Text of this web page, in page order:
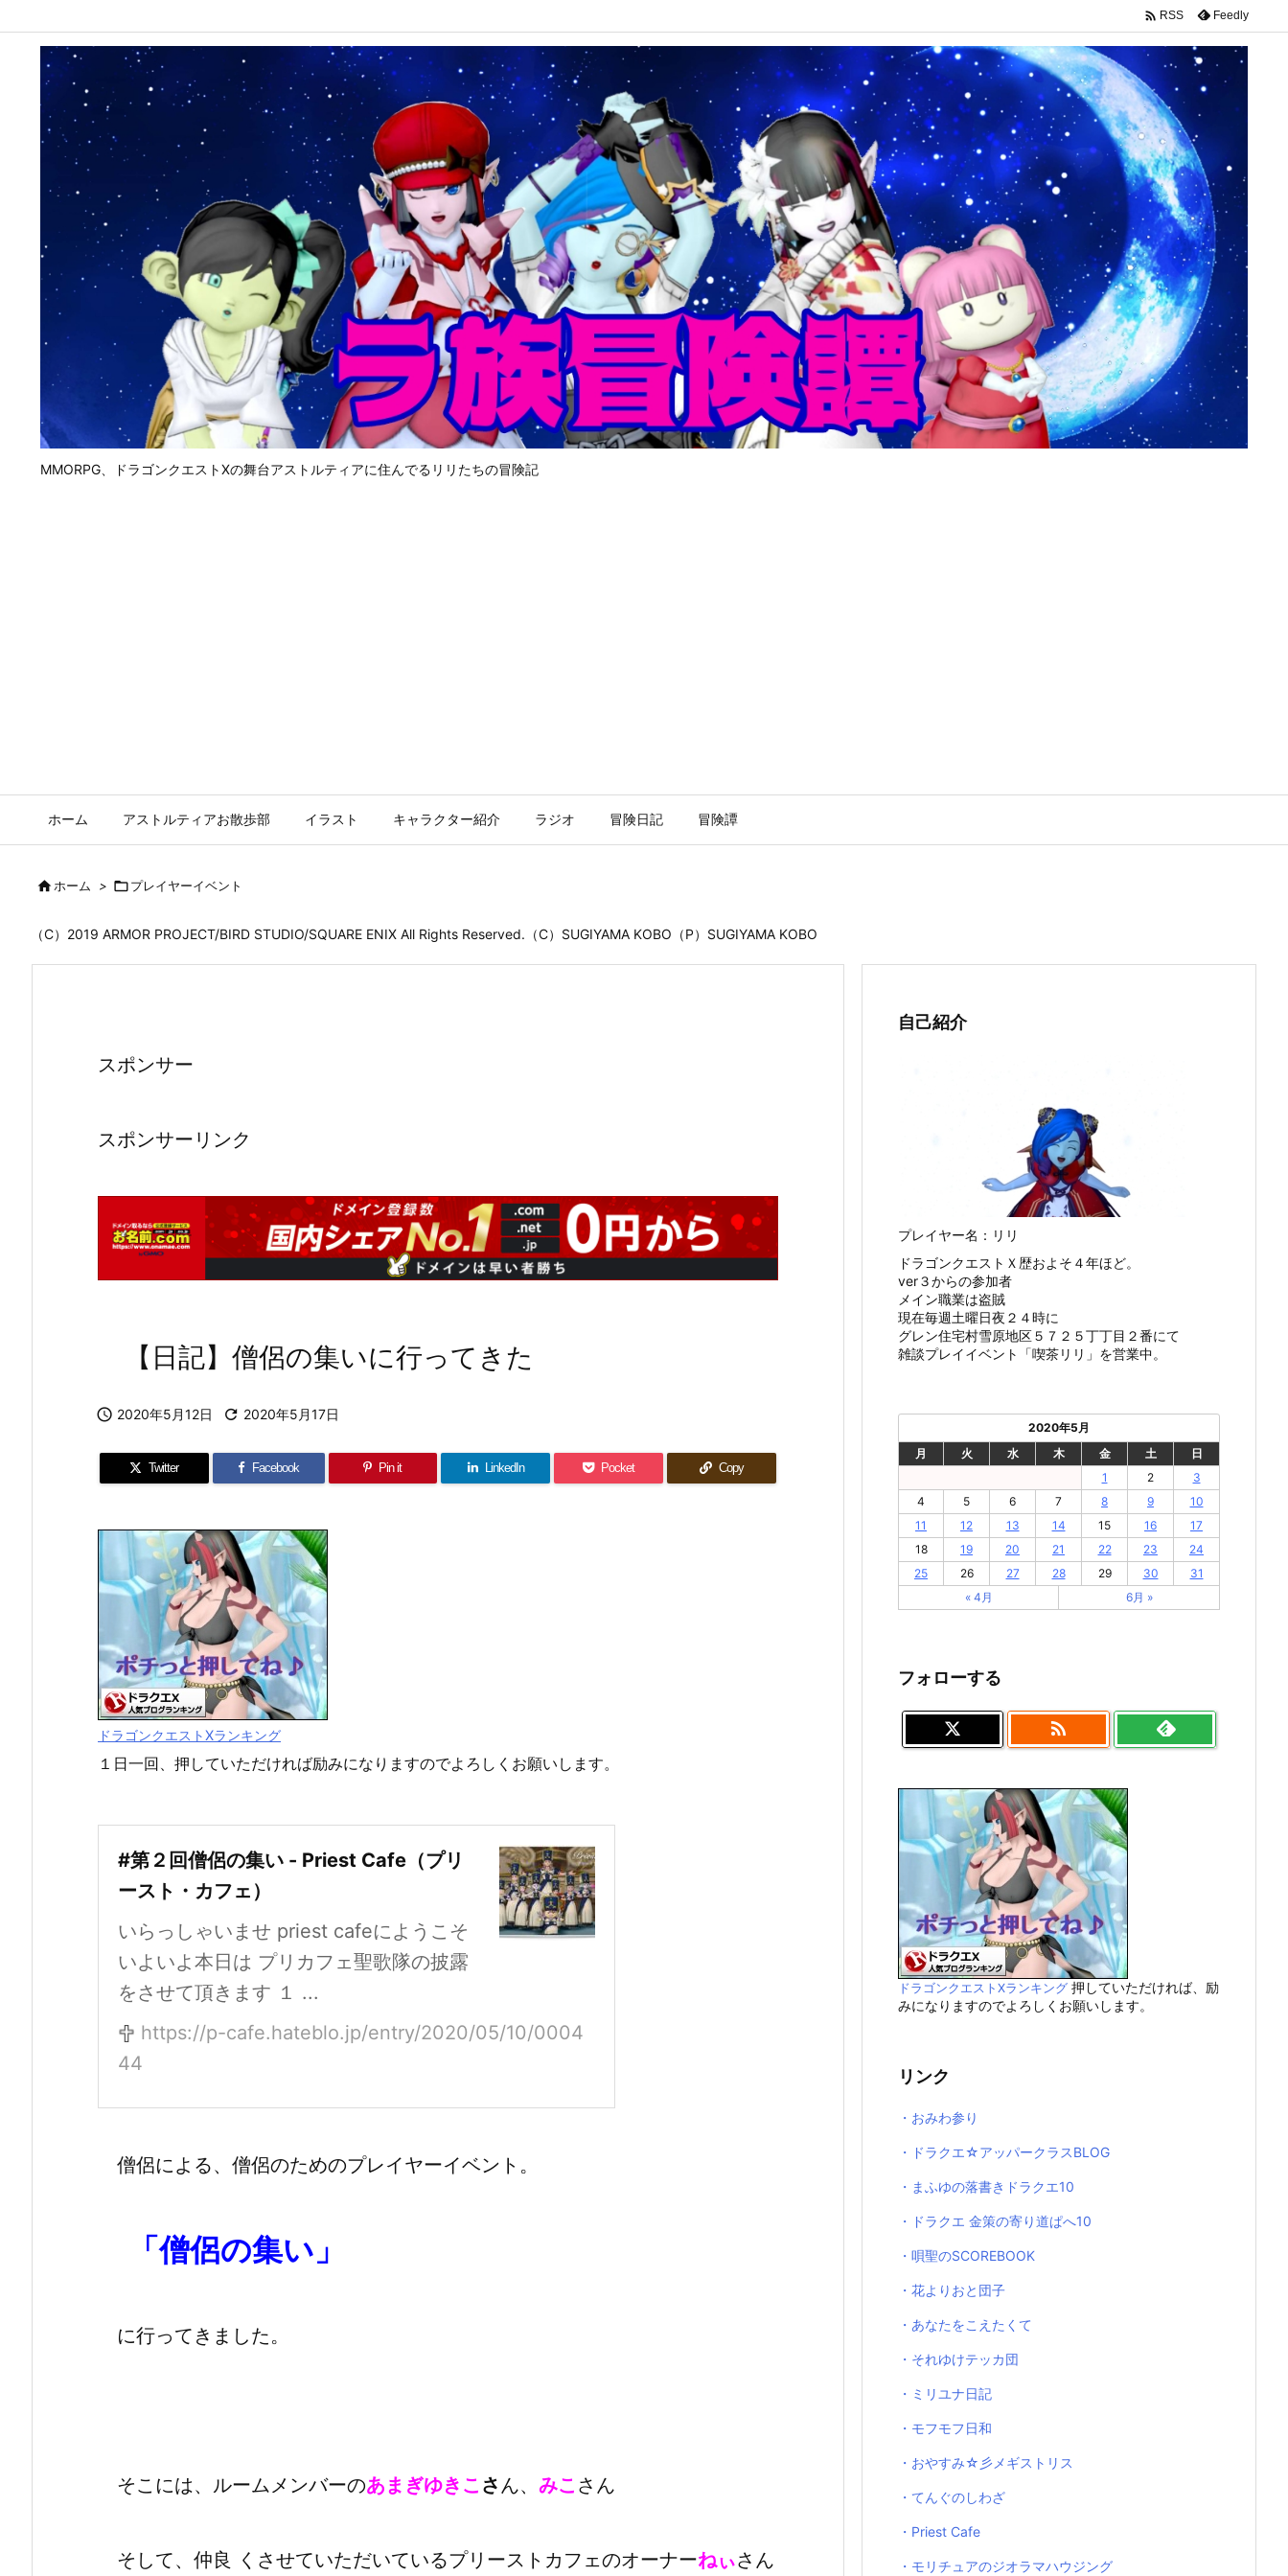
MMORPG、ドラゴンクエストⅩの舞台アストルティアに住んでるリリたちの冒険記
ホーム アストルティアお散歩部 イラスト キャラクター紹介 ラジオ 冒険日記 冒険譚
 RSS Feedly
ホーム > プレイヤーイベント
（C）2019 ARMOR PROJECT/BIRD STUDIO/SQUARE ENIX All Rights Reserved.（C）SUGIYAMA KOBO（P）SUGIYAMA KOBO
スポンサー
スポンサーリンク
【日記】僧侶の集いに行ってきた
 2020年5月12日  2020年5月17日
Twitter Facebook Pin it LinkedIn Pocket Copy
ドラゴンクエストXランキング
１日一回、押していただければ励みになりますのでよろしくお願いします。
#第２回僧侶の集い - Priest Cafe（プリ
ースト・カフェ）
いらっしゃいませ priest cafeにようこそ
いよいよ本日は プリカフェ聖歌隊の披露
をさせて頂きます １ ...
https://p-cafe.hateblo.jp/entry/2020/05/10/0004
44
僧侶による、僧侶のためのプレイヤーイベント。
「僧侶の集い」
に行ってきました。
そこには、ルームメンバーのあまぎゆきこ さ ん、 みこ さん
そして、仲良 くさせていただいているプリーストカフェのオーナーねぃさん
自己紹介
プレイヤー名：リリ
ドラゴンクエストＸ歴およそ４年ほど。
ver３からの参加者
メイン職業は盗賊
現在毎週土曜日夜２４時に
グレン住宅村雪原地区５７２５丁丁目２番にて
雑談プレイイベント「喫茶リリ」を営業中。
2020年5月
月
火 水 木 金 土
日
1
2
3
4
5 6 7 8 9
10
11
12 13 14 15 16
17
18
19 20 21 22 23
24
25
26 27 28 29 30
31
« 4月
6月 »
フォローする

ドラゴンクエストXランキング 押していただければ、励
みになりますのでよろしくお願いします。
リンク
・おみわ参り
・ドラクエ☆アッパークラスBLOG
・まふゆの落書きドラクエ10
・ドラクエ 金策の寄り道ぱへ10
・唄聖のSCOREBOOK
・花よりおと団子
・あなたをこえたくて
・それゆけテッカ団
・ミリユナ日記
・モフモフ日和
・おやすみ☆彡メギストリス
・てんぐのしわざ
・Priest Cafe
・モリチュアのジオラマハウジング